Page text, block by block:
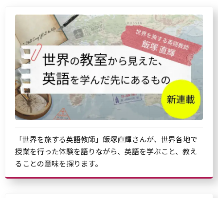
「世界を旅する英語教師」飯塚直輝さんが、世界各地で
授業を行った体験を語りながら、英語を学ぶこと、教え
ることの意味を探ります。